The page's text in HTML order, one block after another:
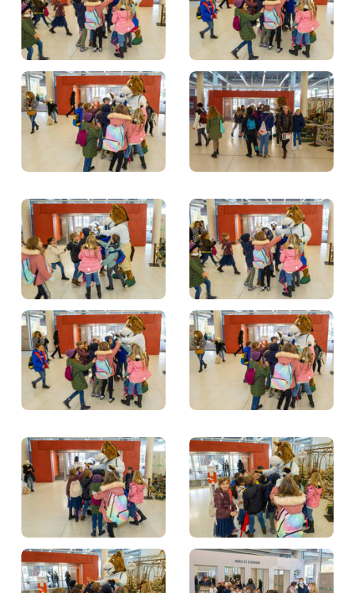
MÉDIAS
FR EN
© 2026 CHI de Genève. Tous droits réservés